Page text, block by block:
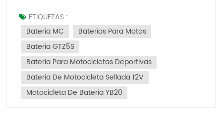
energía. Los diferentes tipos de baterías tienen
distintos efectos sobre el rendimiento de la
motocicleta y la experiencia del usuario. En el
mercado actual, las baterías de plomo ácido
reguladas por válvulas (VRLA) siguen siendo la
opción principal en la industria de las motocicletas.
Este artículo comparará baterías abiertas de plomo-
ácido, baterías de fosfato de hierro y litio y baterías
de iones de sodio, enfatizando la posición dominante
ETIQUETAS :
Batería MC
Baterías Para Motos
Batería GTZ5S
Batería Para Motocicletas Deportivas
Batería De Motocicleta Sellada 12V
Motocicleta De Batería YB20